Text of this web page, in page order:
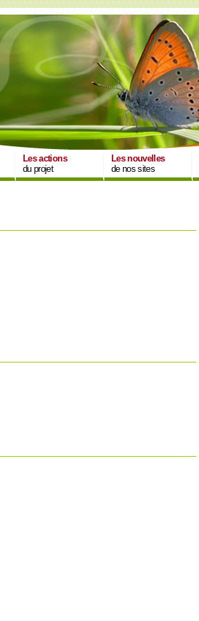
Les actions
du projet
Les nouvelles
de nos sites